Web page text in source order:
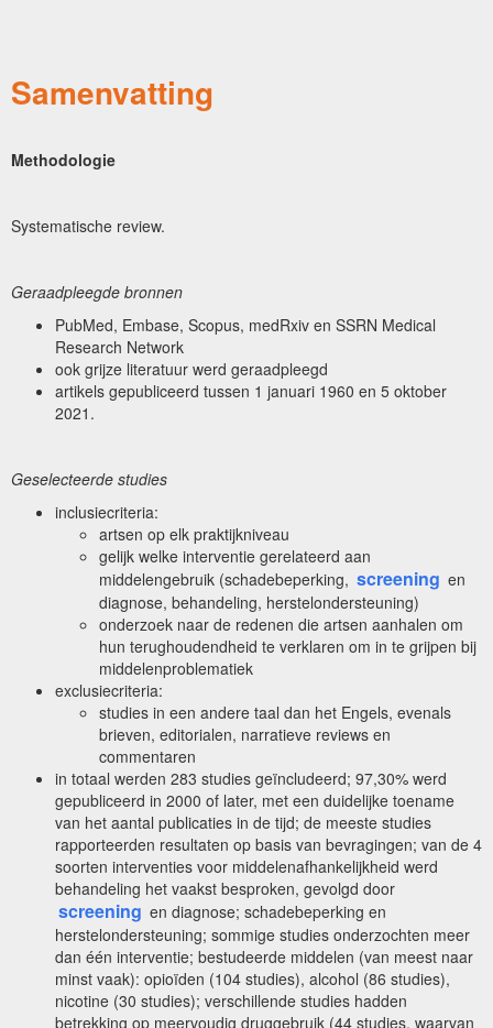
Samenvatting
Methodologie
Systematische review.
Geraadpleegde bronnen
PubMed, Embase, Scopus, medRxiv en SSRN Medical
Research Network
ook grijze literatuur werd geraadpleegd
artikels gepubliceerd tussen 1 januari 1960 en 5 oktober
2021.
Geselecteerde studies
inclusiecriteria:
artsen op elk praktijkniveau
gelijk welke interventie gerelateerd aan
middelengebruik (schadebeperking, screening en
diagnose, behandeling, herstelondersteuning)
onderzoek naar de redenen die artsen aanhalen om
hun terughoudendheid te verklaren om in te grijpen bij
middelenproblematiek
exclusiecriteria:
studies in een andere taal dan het Engels, evenals
brieven, editorialen, narratieve reviews en
commentaren
in totaal werden 283 studies geïncludeerd; 97,30% werd
gepubliceerd in 2000 of later, met een duidelijke toename
van het aantal publicaties in de tijd; de meeste studies
rapporteerden resultaten op basis van bevragingen; van de 4
soorten interventies voor middelenafhankelijkheid werd
behandeling het vaakst besproken, gevolgd door
screening en diagnose; schadebeperking en
herstelondersteuning; sommige studies onderzochten meer
dan één interventie; bestudeerde middelen (van meest naar
minst vaak): opioïden (104 studies), alcohol (86 studies),
nicotine (30 studies); verschillende studies hadden
betrekking op meervoudig druggebruik (44 studies, waarvan